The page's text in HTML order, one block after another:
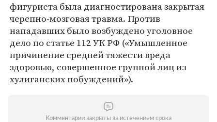
фигуриста была диагностирована закрытая
черепно-мозговая травма. Против
нападавших было возбуждено уголовное
дело по статье 112 УК РФ («Умышленное
причинение средней тяжести вреда
здоровью, совершенное группой лиц из
хулиганских побуждений»).
Комментарии закрыты за истечением срока